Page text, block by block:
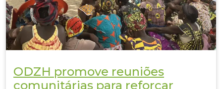
ODZH promove reuniões
comunitárias para reforçar